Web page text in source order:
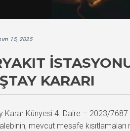
15, 2025
KARARI
Karar Künyesi 4. Daire – 2023/
mevcut mesafe